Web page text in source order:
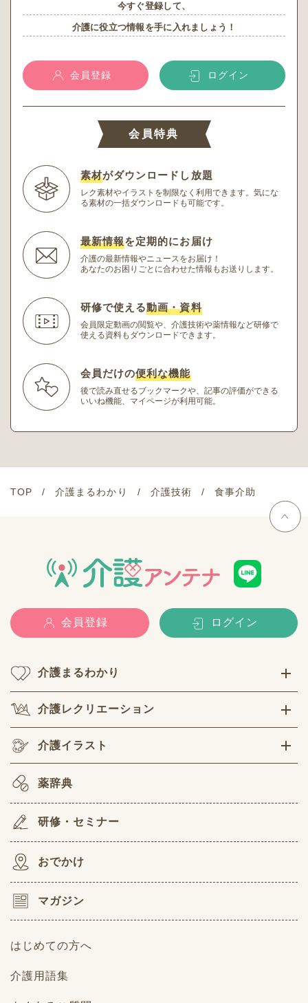
今すぐ登録して、
介護に役立つ情報を手に入れましょう！
会員登録 ログイン
会員特典
素材がダウンロードし放題
レク素材やイラストを制限なく利用できます。 気にな
る素材の一括ダウンロードも可能です。
最新情報を定期的にお届け
介護の最新情報やニュースをお届け！
あなたのお困りごとに合わせた情報もお送りします。
研修で使える動画・資料
会員限定動画の閲覧や、介護技術や薬情報など研修で
使える資料もダウンロードできます。
会員だけの便利な機能
後で読み直せるブックマークや、記事の評価ができる
いいね機能、マイページが利用可能。
TOP 介護まるわかり 介護技術 食事介助
会員登録 ログイン
介護まるわかり
介護レクリエーション
介護イラスト
薬辞典
研修・セミナー
おでかけ
マガジン
はじめての方へ
介護用語集